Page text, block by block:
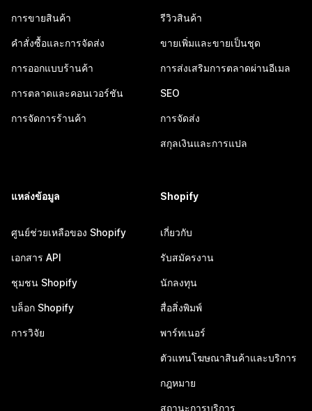
การขายสินค้า
คำสั่งซื้อและการจัดส่ง
การออกแบบร้านค้า
การตลาดและคอนเวอร์ชัน
การจัดการร้านค้า
รีวิวสินค้า
ขายเพิ่มและขายเป็นชุด
การส่งเสริมการตลาดผ่านอีเมล
SEO
การจัดส่ง
สกุลเงินและการแปล
แหล่งข้อมูล
ศูนย์ช่วยเหลือของ Shopify
เอกสาร API
ชุมชน Shopify
บล็อก Shopify
การวิจัย
Shopify
เกี่ยวกับ
รับสมัครงาน
นักลงทุน
สื่อสิ่งพิมพ์
พาร์ทเนอร์
ตัวแทนโฆษณาสินค้าและบริการ
กฎหมาย
สถานะการบริการ